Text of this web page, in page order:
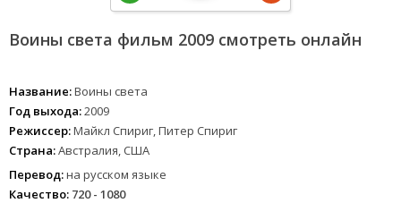
Воины света фильм 2009 смотреть онлайн
Название:Воины света
Год выхода:2009
Режиссер:Майкл Спириг, Питер Спириг
Страна:Австралия, США
Перевод:на русском языке
Качество: 720 - 1080